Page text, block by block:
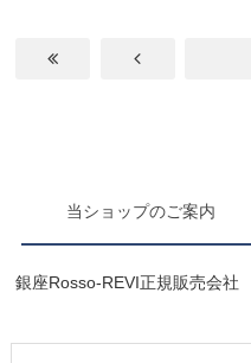
当ショップのご案内
銀座Rosso-REVI正規販売会社